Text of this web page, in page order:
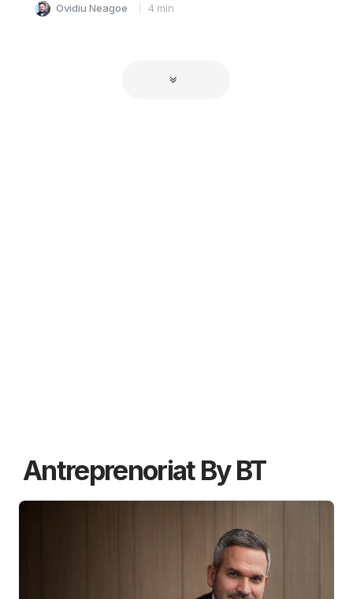
Ovidiu Neagoe 4 min
Antreprenoriat By BT